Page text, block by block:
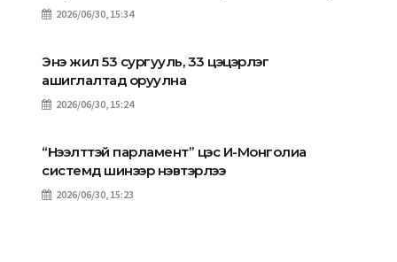
2026/06/30, 15:34
Энэ жил 53 сургууль, 33 цэцэрлэг
ашиглалтад оруулна
2026/06/30, 15:24
“Нээлттэй парламент” цэс И-Монголиа
системд шинээр нэвтэрлээ
2026/06/30, 15:23